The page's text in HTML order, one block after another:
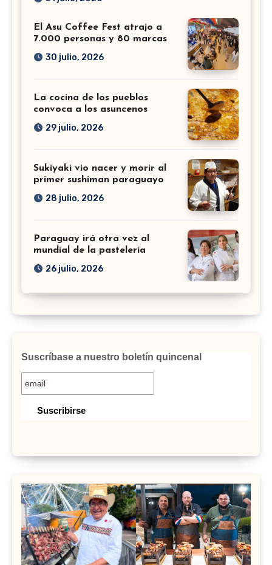
El Asu Coffee Fest atrajo a
7.000 personas y 80 marcas
30 julio, 2026
La cocina de los pueblos
convoca a los asuncenos
29 julio, 2026
Sukiyaki vio nacer y morir al
primer sushiman paraguayo
28 julio, 2026
Paraguay irá otra vez al
mundial de la pastelería
26 julio, 2026
Suscríbase a nuestro boletín quincenal